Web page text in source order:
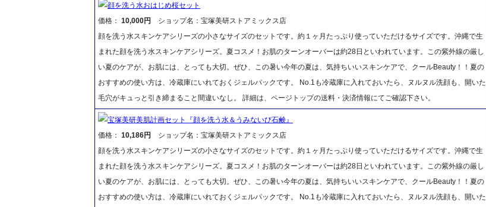
顔を洗う水おはじめ桜セット
価格： 10,000円
ショップ名：宝塚美研ストアミックス店
顔を洗う水スキンケアシリーズの小さなサイズのセットです。約１ヶ月たっぷり使っていただけるサイズです。沖縄で生
まれた顔を洗う水スキンケアシリーズ。夏コスメ！お肌のターンオーバーは約28日といわれています。この紫外線の厳し
い夏のケアが、お肌には、とっても大切。ぜひ、この暑い今年の夏は、気持ちいいスキンケアで、クールBeauty！！夏の
おすすめの使い方は、冷蔵庫にいれておくジェルパックです。 No.1も冷蔵庫に入れておいたら、ヌルヌル洗顔も、開いた
毛穴がキュっと引き締まること間違いなし。 詳細は、ページトップの送料・決済情報にてご確認下さい。
宝塚美研美肌計画セット『顔を洗う水＆うみないび石鹸』
価格： 10,186円
ショップ名：宝塚美研ストアミックス店
顔を洗う水スキンケアシリーズの小さなサイズのセットです。約１ヶ月たっぷり使っていただけるサイズです。沖縄で生
まれた顔を洗う水スキンケアシリーズ。夏コスメ！お肌のターンオーバーは約28日といわれています。この紫外線の厳し
い夏のケアが、お肌には、とっても大切。ぜひ、この暑い今年の夏は、気持ちいいスキンケアで、クールBeauty！！夏の
おすすめの使い方は、冷蔵庫にいれておくジェルパックです。 No.1も冷蔵庫に入れておいたら、ヌルヌル洗顔も、開いた